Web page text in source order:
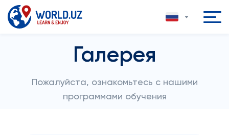
Галерея
Пожалуйста, ознакомьтесь с нашими
программами обучения